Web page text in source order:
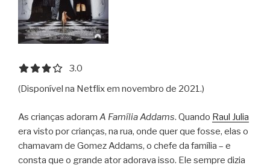
3.0 out of 5.0 stars
3.0
(Disponível na Netflix em novembro de 2021.)
As crianças adoram A Família Addams. Quando Raul Julia
era visto por crianças, na rua, onde quer que fosse, elas o
chamavam de Gomez Addams, o chefe da família – e
consta que o grande ator adorava isso. Ele sempre dizia